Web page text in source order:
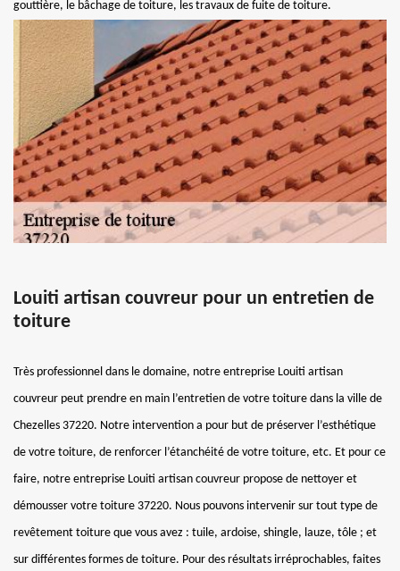
gouttière, le bâchage de toiture, les travaux de fuite de toiture.
Louiti artisan couvreur pour un entretien de
toiture
Très professionnel dans le domaine, notre entreprise Louiti artisan
couvreur peut prendre en main l’entretien de votre toiture dans la ville de
Chezelles 37220. Notre intervention a pour but de préserver l’esthétique
de votre toiture, de renforcer l’étanchéité de votre toiture, etc. Et pour ce
faire, notre entreprise Louiti artisan couvreur propose de nettoyer et
démousser votre toiture 37220. Nous pouvons intervenir sur tout type de
revêtement toiture que vous avez : tuile, ardoise, shingle, lauze, tôle ; et
sur différentes formes de toiture. Pour des résultats irréprochables, faites